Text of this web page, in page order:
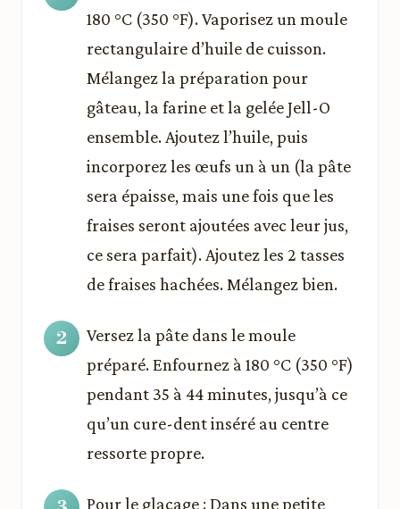
180 °C (350 °F). Vaporisez un moule
rectangulaire d’huile de cuisson.
Mélangez la préparation pour
gâteau, la farine et la gelée Jell-O
ensemble. Ajoutez l’huile, puis
incorporez les œufs un à un (la pâte
sera épaisse, mais une fois que les
fraises seront ajoutées avec leur jus,
ce sera parfait). Ajoutez les 2 tasses
de fraises hachées. Mélangez bien.
Versez la pâte dans le moule
préparé. Enfournez à 180 °C (350 °F)
pendant 35 à 44 minutes, jusqu’à ce
qu’un cure-dent inséré au centre
ressorte propre.
Pour le glaçage : Dans une petite